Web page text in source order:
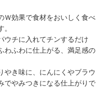
Ｗ効果で食材をおいしく食べ
ウチに入れてチンするだけ
わふわに仕上がる、満足感の
やき味に、にんにくやブラウ
でやみつきになる仕上がりで